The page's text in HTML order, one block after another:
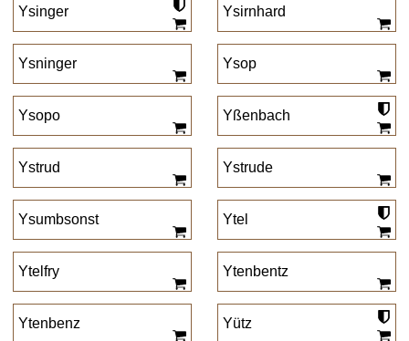
Ysinger Ysirnhard
Ysninger Ysop
Ysopo Yßenbach
Ystrud Ystrude
Ysumbsonst Ytel
Ytelfry Ytenbentz
Ytenbenz Yütz